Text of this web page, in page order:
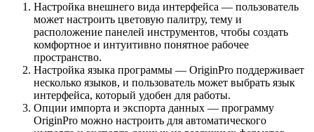
Настройка внешнего вида интерфейса — пользователь
может настроить цветовую палитру, тему и
расположение панелей инструментов, чтобы создать
комфортное и интуитивно понятное рабочее
пространство.
Настройка языка программы — OriginPro поддерживает
несколько языков, и пользователь может выбрать язык
интерфейса, который удобен для работы.
Опции импорта и экспорта данных — программу
OriginPro можно настроить для автоматического